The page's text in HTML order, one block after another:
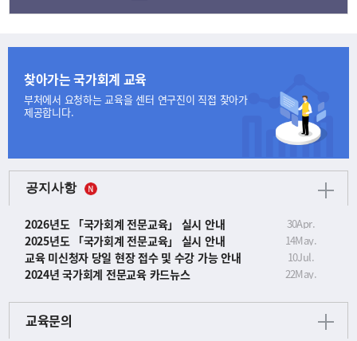
공지사항
2026년도 「국가회계 전문교육」 실시 안내 30Apr.
2025년도 「국가회계 전문교육」 실시 안내 14May.
교육 미신청자 당일 현장 접수 및 수강 가능 안내 10Jul.
2024년 국가회계 전문교육 카드뉴스 22May.
교육문의
찾아가는 국가회계 교육
부처에서 요청하는 교육을 센터 연구진이 직접 찾아가
제공합니다.